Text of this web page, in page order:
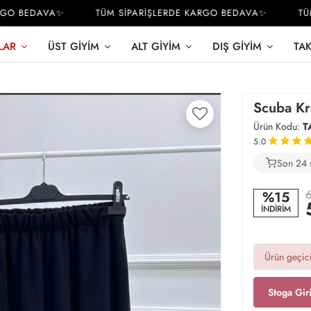
BEDAVA✨ TÜM SİPARİŞLERDE KARGO BEDAVA✨ TÜM
ÜST GIYIM ALT GIYIM DIŞ GIYIM
Scuba
Ürün Kodu:
5.0
Son 24
%15
İNDİRİM
Ürün
Stoga